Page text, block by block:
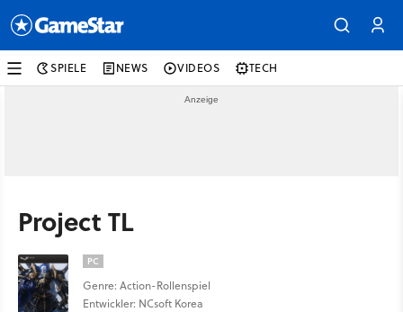
SPIELE NEWS VIDEOS TECH
Project TL
PC
Genre: Action-Rollenspiel
Entwickler: NCsoft Korea